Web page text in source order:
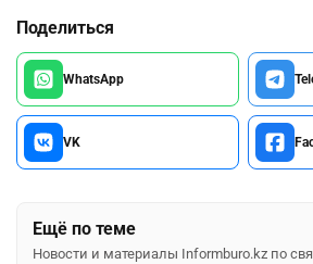
Поделиться
WhatsApp
VK
Ещё по теме
Новости и материалы Informburo.kz по